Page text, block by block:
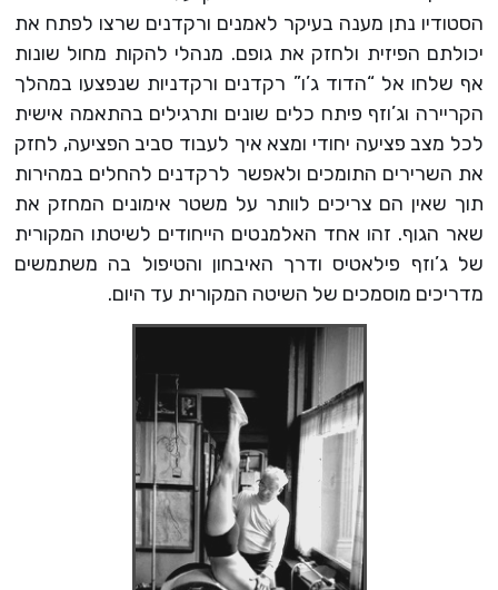
הסטודיו נתן מענה בעיקר לאמנים ורקדנים שרצו לפתח את
יכולתם הפיזית ולחזק את גופם. מנהלי להקות מחול שונות
אף שלחו אל “הדוד ג’ו” רקדנים ורקדניות שנפצעו במהלך
הקריירה וג’וזף פיתח כלים שונים ותרגילים בהתאמה אישית
לכל מצב פציעה יחודי ומצא איך לעבוד סביב הפציעה, לחזק
את השרירים התומכים ולאפשר לרקדנים להחלים במהירות
תוך שאין הם צריכים לוותר על משטר אימונים המחזק את
שאר הגוף. זהו אחד האלמנטים הייחודים לשיטתו המקורית
של ג’וזף פילאטיס ודרך האיבחון והטיפול בה משתמשים
מדריכים מוסמכים של השיטה המקורית עד היום.